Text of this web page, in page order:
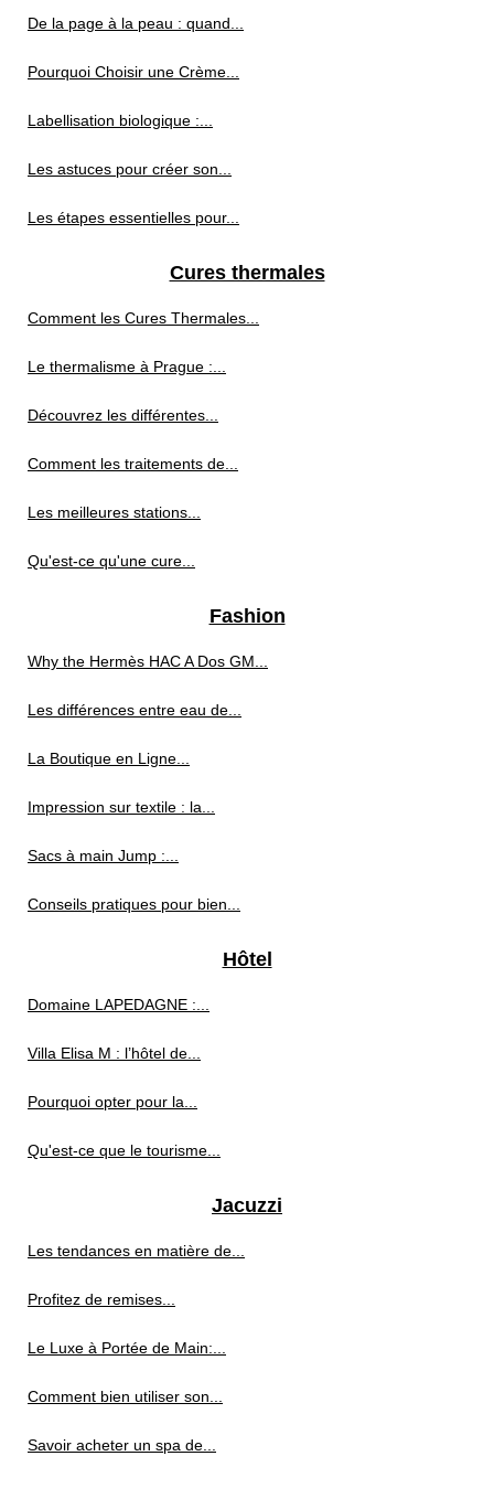
De la page à la peau : quand...
Pourquoi Choisir une Crème...
Labellisation biologique :...
Les astuces pour créer son...
Les étapes essentielles pour...
Cures thermales
Comment les Cures Thermales...
Le thermalisme à Prague :...
Découvrez les différentes...
Comment les traitements de...
Les meilleures stations...
Qu'est-ce qu'une cure...
Fashion
Why the Hermès HAC A Dos GM...
Les différences entre eau de...
La Boutique en Ligne...
Impression sur textile : la...
Sacs à main Jump :...
Conseils pratiques pour bien...
Hôtel
Domaine LAPEDAGNE :...
Villa Elisa M : l’hôtel de...
Pourquoi opter pour la...
Qu'est-ce que le tourisme...
Jacuzzi
Les tendances en matière de...
Profitez de remises...
Le Luxe à Portée de Main:...
Comment bien utiliser son...
Savoir acheter un spa de...